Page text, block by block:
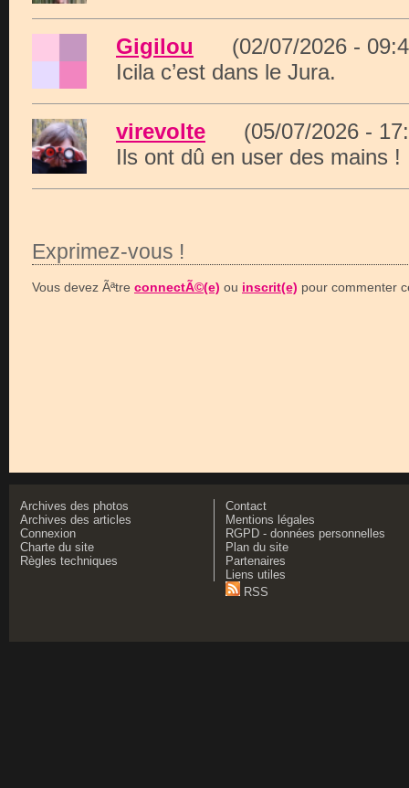
Gigilou (02/07/2026 -
Icila c’est dans le Jura.
virevolte (05/07/2026 -
Ils ont dû en user des mains !
Exprimez-vous !
Vous devez Ãªtre connectÃ©(e) ou inscrit(e) pour commenter
Archives des photos
Archives des articles
Connexion
Charte du site
Règles techniques
Contact
Mentions légales
RGPD - données personnelles
Plan du site
Partenaires
Liens utiles
RSS